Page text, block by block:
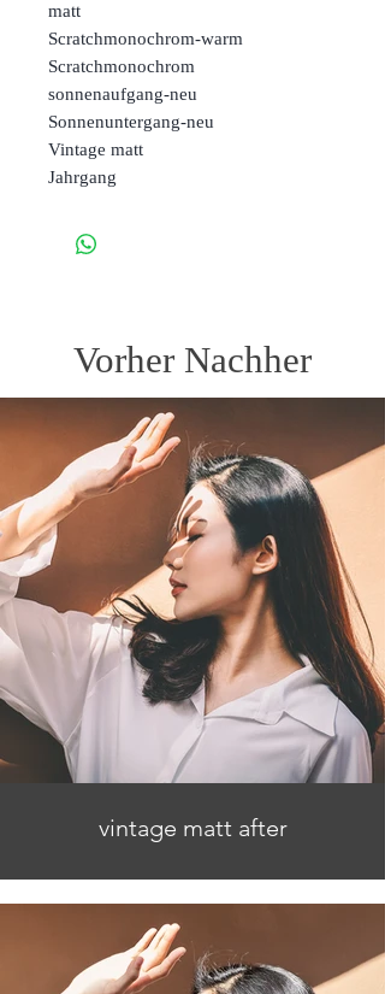
matt
Scratchmonochrom-warm
Scratchmonochrom
sonnenaufgang-neu
Sonnenuntergang-neu
Vintage matt
Jahrgang
Vorher Nachher
vintage matt after